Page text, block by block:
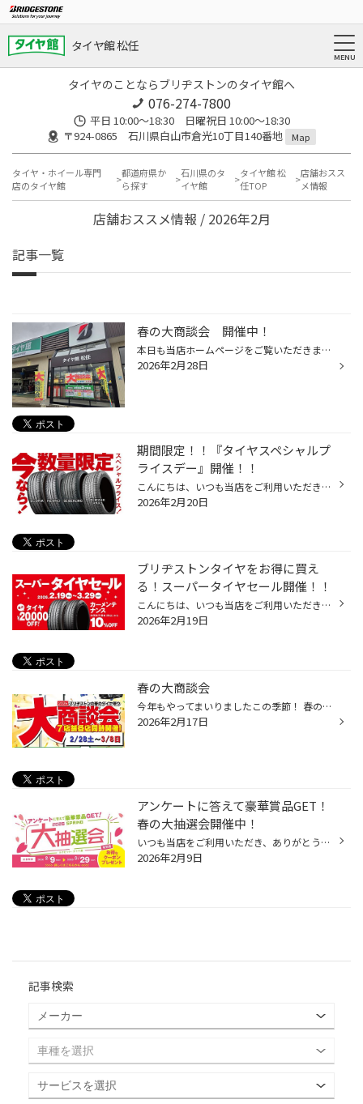
タイヤ館 松任
タイヤのことならブリヂストンのタイヤ館へ
076-274-7800
平日 10:00～18:30 日曜祝日 10:00～18:30
〒924-0865 石川県白山市倉光10丁目140番地
Map
タイヤ・ホイール専門
店のタイヤ館
都道府県か
ら探す
石川県のタ
イヤ館
タイヤ館 松
任TOP
店舗おスス
メ情報
店舗おススメ情報 / 2026年2月
記事一覧
春の大商談会 開催中！
本日も当店ホームページをご覧いただきましてありがとうございます。 春の大商談会 遂に本日より開催です！ この機会をお見逃しなく！ 皆様のご来店お待ちしております。
2026年2月28日
期間限定！！『タイヤスペシャルプ
ライスデー』開催！！
こんにちは、いつも当店をご利用いただきましてありがとうございます。 2/20(金)～3/1(日)まで、コクピット・タイヤ館におきまして、 期間限定！ サイズ限定！！ 数量限定！！！ お得にお買い求めいただける、「タイヤスペシャルプライスデー」がスタートします！ お得なタイヤのご紹介！！ ワゴンR...
2026年2月20日
ブリヂストンタイヤをお得に買え
る！スーパータイヤセール開催！！
こんにちは、いつも当店をご利用いただきましてありがとうございます。 コクピット・タイヤ館では、ブリヂストンタイヤをお得に買える！ スーパータイヤセールを2月19日(木)から3月29日(日)まで開催いたします！ ブリヂストンのタイヤを4本ご購入で最大20,000円引き！ タイヤをお得にご購入頂けるチ...
2026年2月19日
春の大商談会
今年もやってまいりましたこの季節！ 春の大商談会が2/28（土）～3/8（日）で開催決定です！ 今お使いのタイヤ、残り溝やひび割れは大丈夫ですか？ 夏タイヤがお得にお求めいただけるこの機会に是非お越しください！
2026年2月17日
アンケートに答えて豪華賞品GET！
春の大抽選会開催中！
いつも当店をご利用いただき、ありがとうございます。 2/9(月)から、抽選で選べるデジタルギフト10,000円相当が当たる「春の大抽選会」を開催しております！ コクピット・タイヤ館アプリからアンケートに答えて、抽選に参加！ 期間中にコクピット・タイヤ館アプリからアンケートに答えていただいた...
2026年2月9日
記事検索